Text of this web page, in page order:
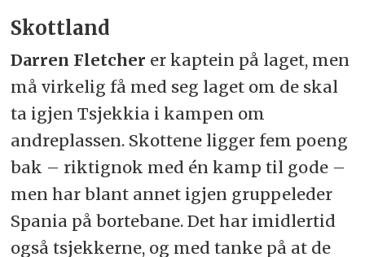
Skottland
Darren Fletcher er kaptein på laget, men
må virkelig få med seg laget om de skal
ta igjen Tsjekkia i kampen om
andreplassen. Skottene ligger fem poeng
bak – riktignok med én kamp til gode –
men har blant annet igjen gruppeleder
Spania på bortebane. Det har imidlertid
også tsjekkerne, og med tanke på at de